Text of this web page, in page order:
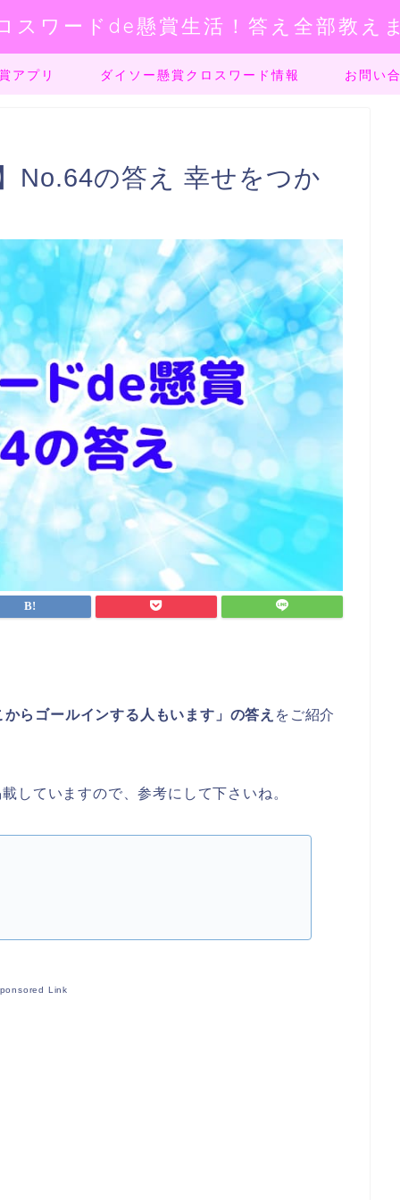
スワードde懸賞生活！答え全部教え
アプリ ダイソー懸賞クロスワード情報 お問い
No.64の答え 幸せをつか
らゴールインする人もいます」の答え をご紹介
していますので、参考にして下さいね。
Link